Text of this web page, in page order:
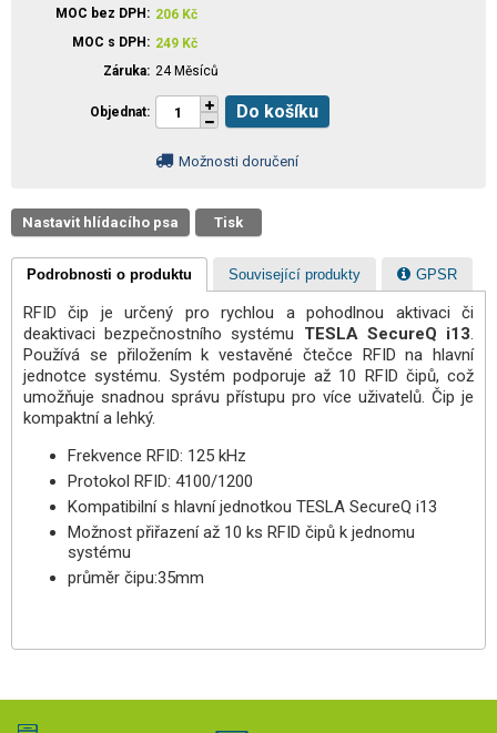
MOC bez DPH 206 Kč
MOC s DPH
249 Kč
Záruka 24 Měsíců
Objednat Do košíku
Možnosti doručení
Nastavit hlídacího psa Tisk
Podrobnosti o produktu Související produkty GPSR
RFID čip je určený pro rychlou a pohodlnou aktivaci či
deaktivaci bezpečnostního systému TESLA SecureQ i13.
Používá se přiložením k vestavěné čtečce RFID na hlavní
jednotce systému. Systém podporuje až 10 RFID čipů, což
umožňuje snadnou správu přístupu pro více uživatelů. Čip je
kompaktní a lehký.
Frekvence RFID: 125 kHz
Protokol RFID: 4100/1200
Kompatibilní s hlavní jednotkou TESLA SecureQ i13
Možnost přiřazení až 10 ks RFID čipů k jednomu
systému
průměr čipu:35mm